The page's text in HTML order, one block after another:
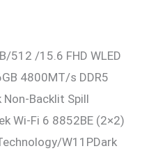
€.
512 /15.6 FHD WLED
4800MT/s DDR5
Backlit Spill
Wi-Fi 6 8852BE (2×2)
W11PDark